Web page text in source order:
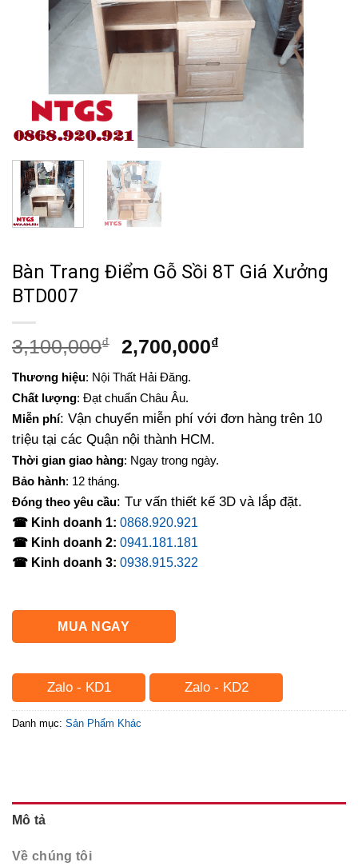
Bàn Trang Điểm Gỗ Sồi 8T Giá Xưởng
BTD007
3,100,000₫
Giá
là:
3,100,000₫.
2,700,000₫Giá
2,700,000₫.
Thương hiệu: Nội Thất Hải Đăng.
Chất lượng: Đạt chuẩn Châu Âu.
Miễn phí: Vận chuyển miễn phí với đơn hàng trên 10
triệu tại các Quận nội thành HCM.
Thời gian giao hàng: Ngay trong ngày.
Bảo hành: 12 tháng.
Đóng theo yêu cầu: Tư vấn thiết kế 3D và lắp đặt.
☎ Kinh doanh 1: 0868.920.921
☎ Kinh doanh 2: 0941.181.181
☎ Kinh doanh 3: 0938.915.322
MUA NGAY
Zalo - KD1 Zalo - KD2
Danh mục: Sản Phẩm Khác
Mô tả
Về chúng tôi